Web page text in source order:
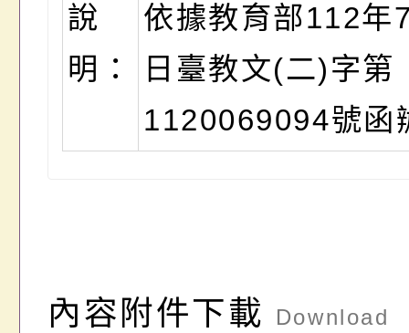
說
明：
依據教育部112年
日臺教文(二)字第
1120069094號函
內容附件下載 Download